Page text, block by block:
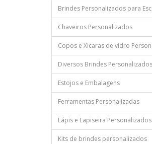
Brindes Personalizados para
Chaveiros Personalizados
Copos e Xicaras de vidro
Diversos Brindes Personalizados
Estojos e Embalagens
Ferramentas Personalizadas
Lápis e Lapiseira Personalizados
Kits de brindes personalizados